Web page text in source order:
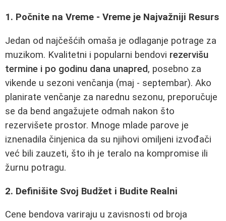
1. Počnite na Vreme - Vreme je Najvažniji Resurs
Jedan od najčešćih omaša je odlaganje potrage za
muzikom. Kvalitetni i popularni bendovi rezervišu
termine i po godinu dana unapred, posebno za
vikende u sezoni venčanja (maj - septembar). Ako
planirate venčanje za narednu sezonu, preporučuje
se da bend angažujete odmah nakon što
rezervišete prostor. Mnoge mlade parove je
iznenadila činjenica da su njihovi omiljeni izvođači
već bili zauzeti, što ih je teralo na kompromise ili
žurnu potragu.
2. Definišite Svoj Budžet i Budite Realni
Cene bendova variraju u zavisnosti od broja